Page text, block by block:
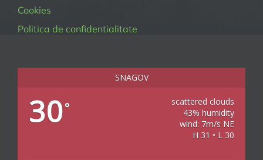
Cookies
Politica de confidentialitate
SNAGOV
30°
scattered clouds
43% humidity
wind: 7m/s NE
H 31 • L 30